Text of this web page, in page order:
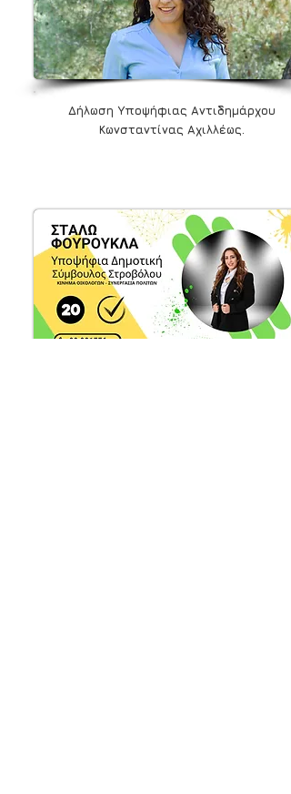
Δήλωση Υποψήφιας Αντιδημάρχου
Κωνσταντίνας Αχιλλέως.